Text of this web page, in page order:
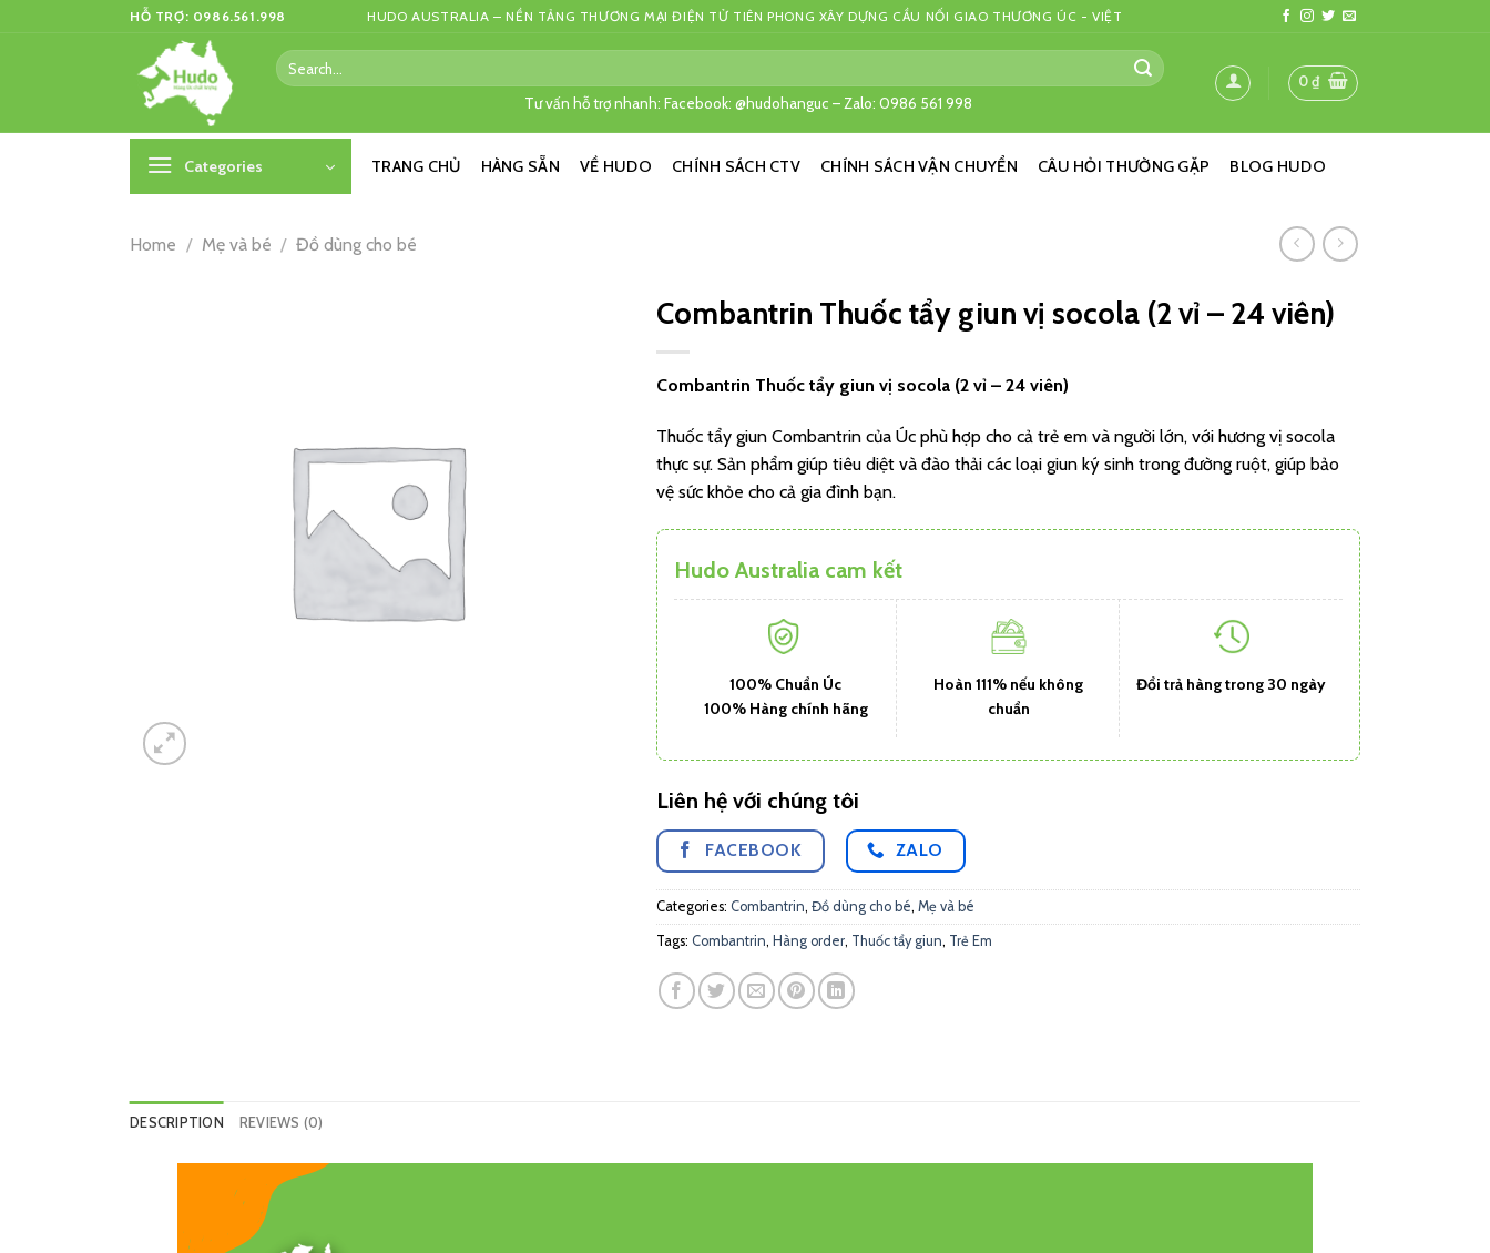
HỖ TRỢ: 0986.561.998 HUDO AUSTRALIA – NỀN TẢNG THƯƠNG MẠI ĐIỆN TỬ TIÊN PHONG XÂY DỰNG CẦU NỐI GIAO THƯƠNG ÚC - VIỆT
Search
for:
Tư vấn hỗ trợ nhanh: Facebook: @hudohanguc – Zalo: 0986 561 998
0₫
Categories TRANG CHỦ HÀNG SẴN VỀ HUDO CHÍNH SÁCH CTV CHÍNH SÁCH VẬN CHUYỂN CÂU HỎI THƯỜNG GẶP BLOG HUDO
Home / Mẹ và bé / Đồ dùng cho bé
Combantrin Thuốc tẩy giun vị socola (2 vỉ – 24 viên)
Combantrin Thuốc tẩy giun vị socola (2 vỉ – 24 viên)
Thuốc tẩy giun Combantrin của Úc phù hợp cho cả trẻ em và người lớn, với hương vị socola
thực sự. Sản phẩm giúp tiêu diệt và đào thải các loại giun ký sinh trong đường ruột, giúp bảo
vệ sức khỏe cho cả gia đình bạn.
Hudo Australia cam kết
100% Chuẩn Úc
100% Hàng chính hãng
Hoàn 111% nếu không
chuẩn
Đổi trả hàng trong 30 ngày
Liên hệ với chúng tôi
FACEBOOK ZALO
Categories: Combantrin, Đồ dùng cho bé, Mẹ và bé
Tags: Combantrin, Hàng order, Thuốc tẩy giun, Trẻ Em
DESCRIPTION REVIEWS (0)